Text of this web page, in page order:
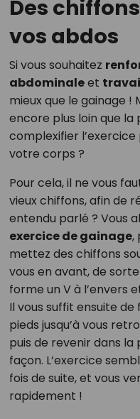
Des
vos abdos
Si vous souhaitez
abdominaleet
mieux que le gainage !
encore plus loin que la
complexifier
votre corps ?
Pour cela, il ne vous
vieux chiffons, afin de
entendu parlé ? Vous
exercice de gainage,
mettez des chiffons
vous en avant, de
forme un V à l’envers
Il vous suffit ensuite
pieds jusqu’à vous
puis de revenir dans
façon. L’exercice
fois de suite, et vous
rapidement !